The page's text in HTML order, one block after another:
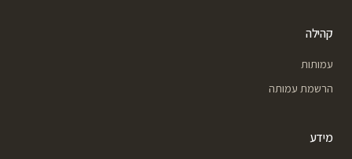
קהילה
עמותות
הרשמת עמותה
מידע